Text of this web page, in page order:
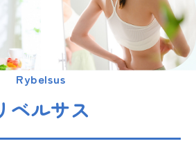
Rybelsus
ベルサス